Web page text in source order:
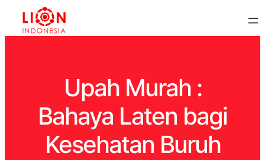
Upah Murah :
Bahaya Laten bagi
Kesehatan Buruh